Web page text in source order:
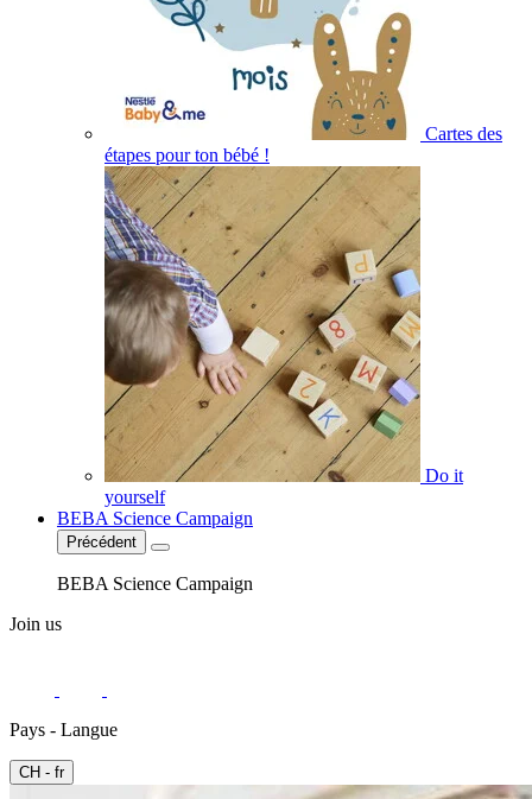
Cartes des
étapes pour ton bébé !
Do it
yourself
BEBA Science Campaign
Précédent
BEBA Science Campaign
Join us
Pays - Langue
CH - fr